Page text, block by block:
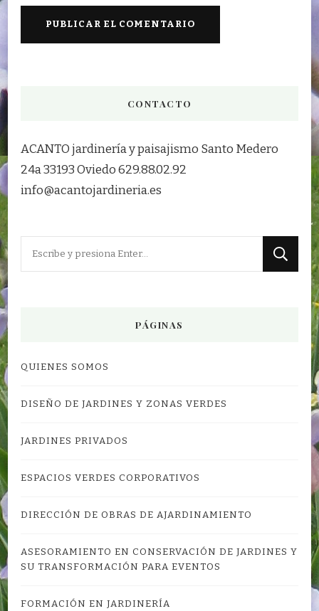
CONTACTO
ACANTO jardinería y paisajismo Santo Medero
24a 33193 Oviedo 629.88.02.92
info@acantojardineria.es
PÁGINAS
QUIENES SOMOS
DISEÑO DE JARDINES Y ZONAS VERDES
JARDINES PRIVADOS
ESPACIOS VERDES CORPORATIVOS
DIRECCIÓN DE OBRAS DE AJARDINAMIENTO
ASESORAMIENTO EN CONSERVACIÓN DE JARDINES Y
SU TRANSFORMACIÓN PARA EVENTOS
FORMACIÓN EN JARDINERÍA